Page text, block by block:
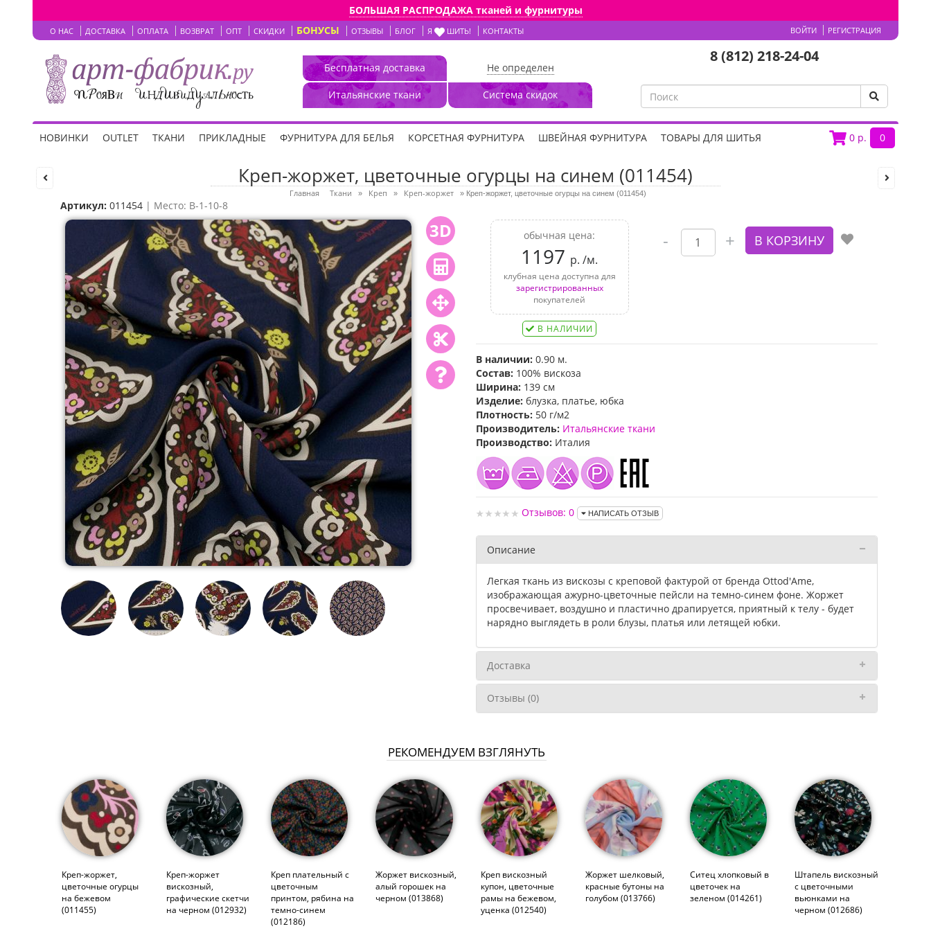
БОЛЬШАЯ РАСПРОДАЖА тканей и фурнитуры
О НАС ДОСТАВКА ОПЛАТА ВОЗВРАТ ОПТ СКИДКИ БОНУСЫ ОТЗЫВЫ БЛОГ Я ШИТЬ! КОНТАКТЫ ВОЙТИ РЕГИСТРАЦИЯ
Бесплатная доставка
Итальянские ткани
Не определен
Система скидок
8 (812) 218-24-04
0 р. 0
НОВИНКИ OUTLET ТКАНИ ПРИКЛАДНЫЕ ФУРНИТУРА ДЛЯ БЕЛЬЯ КОРСЕТНАЯ ФУРНИТУРА ШВЕЙНАЯ ФУРНИТУРА ТОВАРЫ ДЛЯ ШИТЬЯ
Креп-жоржет, цветочные огурцы на синем (011454)
Главная Ткани » Креп » Креп-жоржет » Креп-жоржет, цветочные огурцы на синем (011454)
Артикул: 011454 | Место: B-1-10-8
3D обычная цена:
1197 р. /м.
клубная цена доступна для
зарегистрированных
покупателей
В НАЛИЧИИ
В наличии: 0.90 м.
Состав: 100% вискоза
Ширина: 139 см
Изделие: блузка, платье, юбка
Плотность: 50 г/м2
Производитель: Итальянские ткани
Производство: Италия
Отзывов: 0 НАПИСАТЬ ОТЗЫВ
Описание
Легкая ткань из вискозы с креповой фактурой от бренда Ottod'Ame,
изображающая ажурно-цветочные пейсли на темно-синем фоне. Жоржет
просвечивает, воздушно и пластично драпируется, приятный к телу - будет
нарядно выглядеть в роли блузы, платья или летящей юбки.
Доставка
Отзывы (0)
РЕКОМЕНДУЕМ ВЗГЛЯНУТЬ
Креп-жоржет,
цветочные огурцы
на бежевом
(011455)
Креп-жоржет
вискозный,
графические скетчи
на черном (012932)
Креп плательный с
цветочным
принтом, рябина на
темно-синем
(012186)
Жоржет вискозный,
алый горошек на
черном (013868)
Креп вискозный
купон, цветочные
рамы на бежевом,
уценка (012540)
Жоржет шелковый,
красные бутоны на
голубом (013766)
Ситец хлопковый в
цветочек на
зеленом (014261)
Штапель вискозный
с цветочными
вьюнками на
черном (012686)